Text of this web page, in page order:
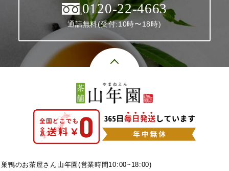
0120-22-4663
通話無料(受付:10時〜18時)
巣鴨のお茶屋さん山年園(営業時間10:00~18:00)